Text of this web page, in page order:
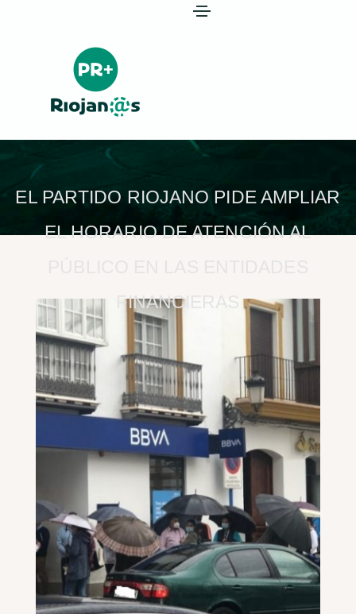
EL PARTIDO RIOJANO PIDE AMPLIAR
EL HORARIO DE ATENCIÓN AL
FINANCIERAS